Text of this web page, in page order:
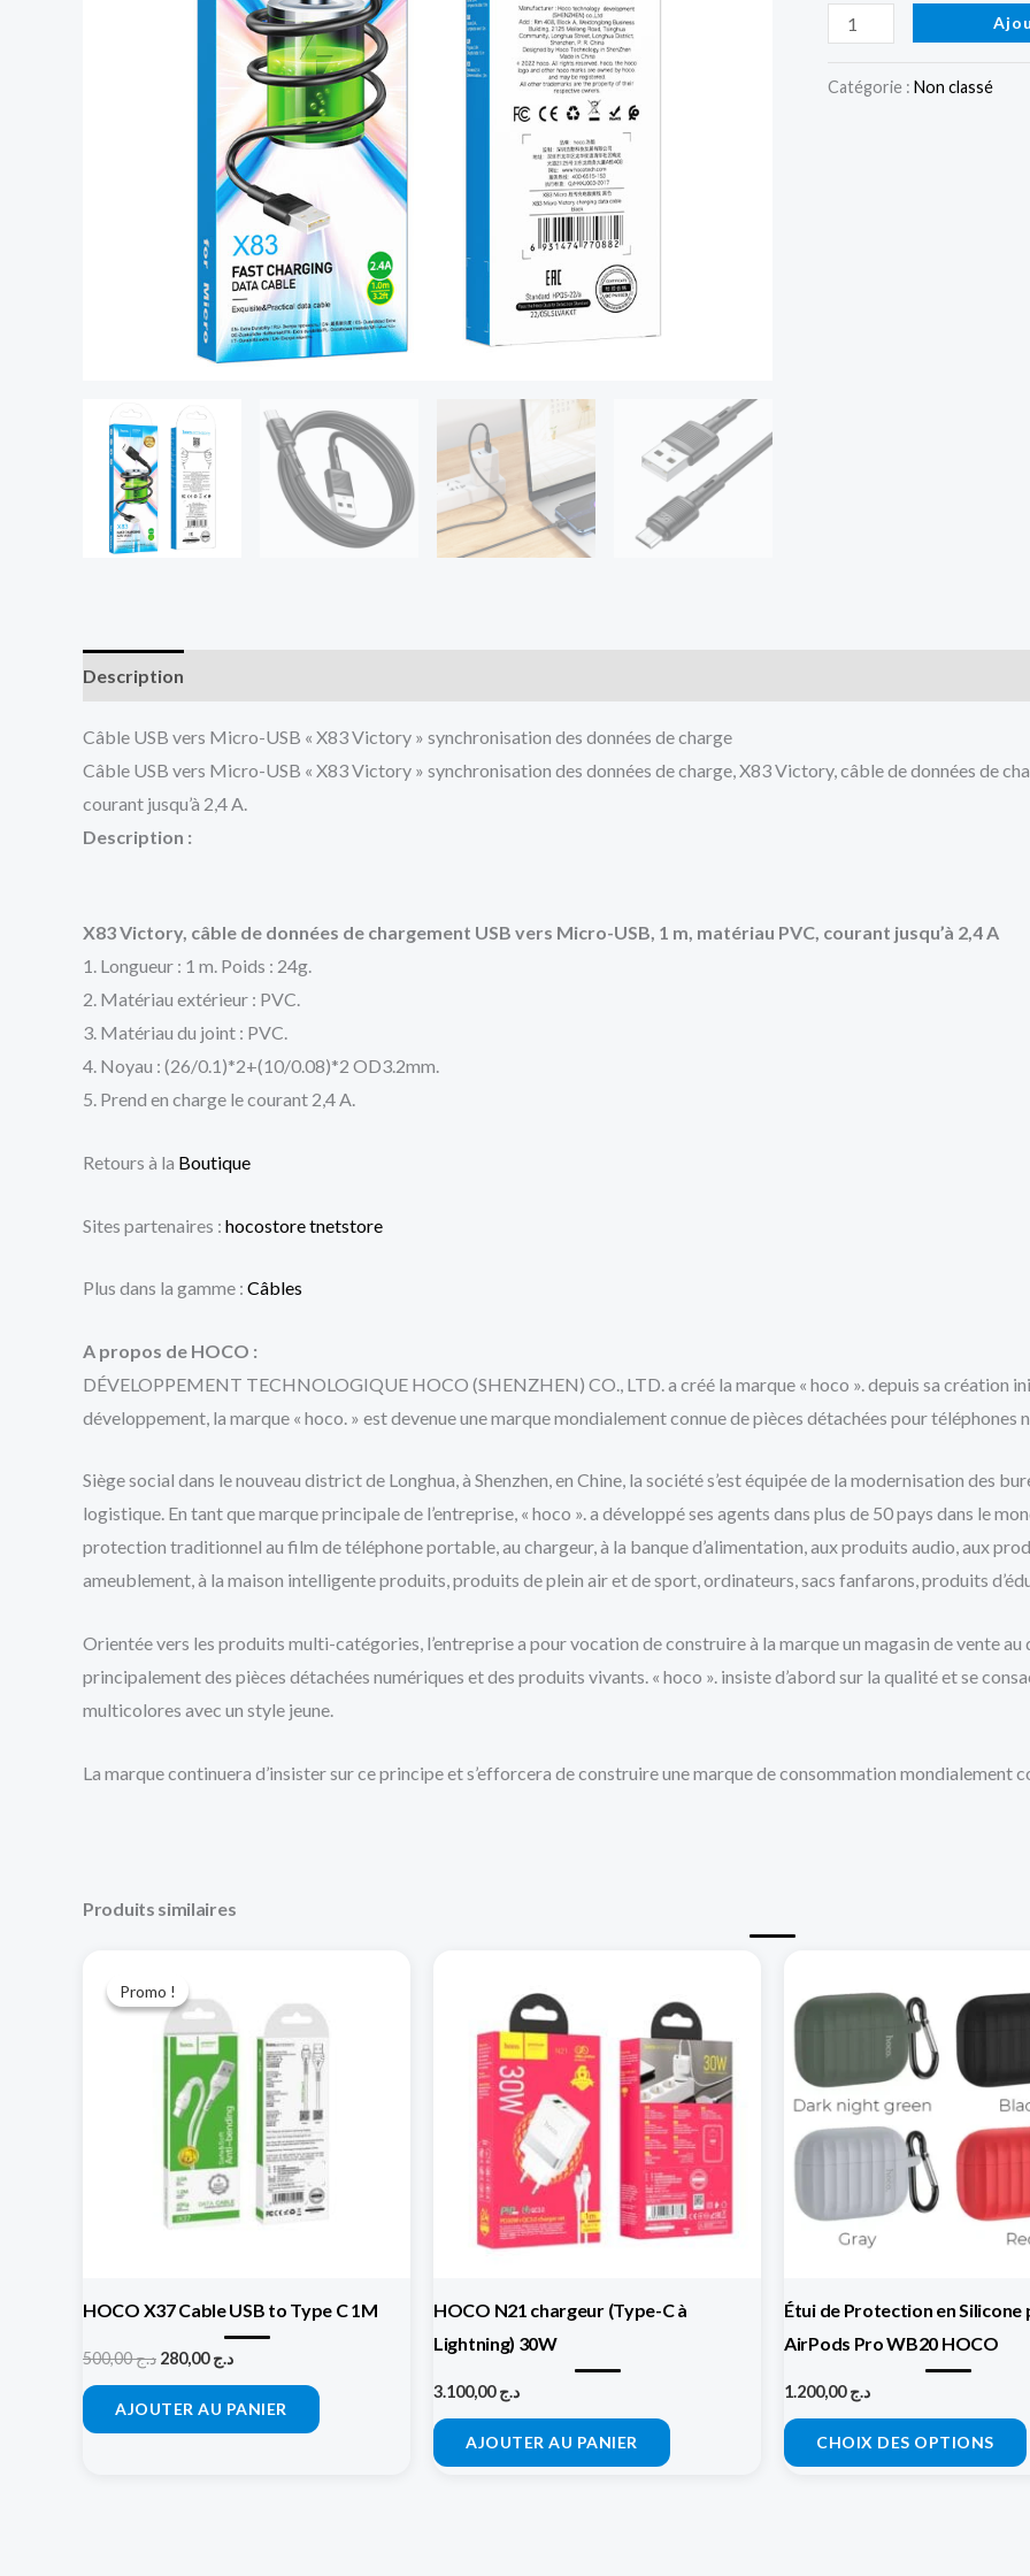
synchronisation
des
Catégorie : Non classé
Description
Câble USB vers Micro-USB « X83 Victory » synchronisation des données de charge
Câble USB vers Micro-USB « X83 Victory » synchronisation des données de charge, X83 Victory, câble de données de
courant jusqu’à 2,4 A.
Description :
X83 Victory, câble de données de chargement USB vers Micro-USB, 1 m, matériau PVC, courant jusqu’à 2,4 A
1. Longueur : 1 m. Poids : 24g.
2. Matériau extérieur : PVC.
3. Matériau du joint : PVC.
4. Noyau : (26/0.1)*2+(10/0.08)*2 OD3.2mm.
5. Prend en charge le courant 2,4 A.
Retours à la Boutique
Sites partenaires : hocostoretnetstore
Plus dans la gamme : Câbles
A propos de HOCO :
DÉVELOPPEMENT TECHNOLOGIQUE HOCO (SHENZHEN) CO., LTD. a créé la marque « hoco ». depuis sa création
développement, la marque « hoco. » est devenue une marque mondialement connue de pièces détachées pour téléphones
Siège social dans le nouveau district de Longhua, à Shenzhen, en Chine, la société s’est équipée de la modernisation des
logistique. En tant que marque principale de l’entreprise, « hoco ». a développé ses agents dans plus de 50 pays dans le
protection traditionnel au film de téléphone portable, au chargeur, à la banque d’alimentation, aux produits audio, aux
ameublement, à la maison intelligente produits, produits de plein air et de sport, ordinateurs, sacs fanfarons, produits
Orientée vers les produits multi-catégories, l’entreprise a pour vocation de construire à la marque un magasin de vente
principalement des pièces détachées numériques et des produits vivants. « hoco ». insiste d’abord sur la qualité et se
multicolores avec un style jeune.
La marque continuera d’insister sur ce principe et s’efforcera de construire une marque de consommation mondialement
Produits similaires
Promo !
Promo !
HOCO X37 Cable USB to Type C 1M
د.ج500,00
initial
était :
د.ج 500,00.
د.ج280,00
د.ج 280,00.
AJOUTER AU PANIER
HOCO N21 chargeur (Type-C à
Lightning) 30W
د.ج3.100,00
AJOUTER AU PANIER
Étui de Protection en Silicone
AirPods Pro WB20 HOCO
د.ج1.200,00
CHOIX DES OPTIONS